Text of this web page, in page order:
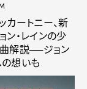
カートニー、新
ン・レインの少
解説──ジョン
想いも